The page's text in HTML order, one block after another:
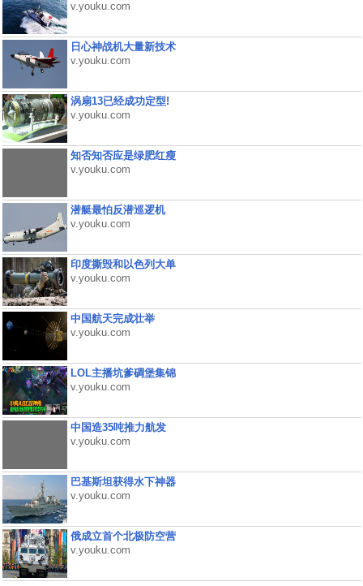
v.youku.com
日心神战机大量新技术
v.youku.com
涡扇13已经成功定型!
v.youku.com
知否知否应是绿肥红瘦
v.youku.com
潜艇最怕反潜巡逻机
v.youku.com
印度撕毁和以色列大单
v.youku.com
中国航天完成壮举
v.youku.com
LOL主播坑爹碉堡集锦
v.youku.com
中国造35吨推力航发
v.youku.com
巴基斯坦获得水下神器
v.youku.com
俄成立首个北极防空营
v.youku.com